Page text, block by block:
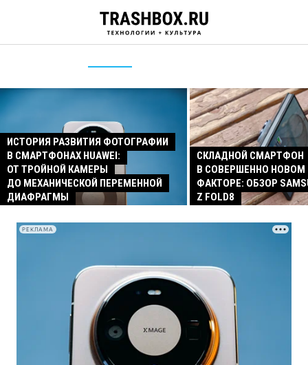
ИСТОРИЯ РАЗВИТИЯ ФОТОГРАФИИ
В СМАРТФОНАХ HUAWEI:
ОТ ТРОЙНОЙ КАМЕРЫ
ДО МЕХАНИЧЕСКОЙ ПЕРЕМЕННОЙ
ДИАФРАГМЫ
СКЛАДНОЙ СМАРТФОН
В СОВЕРШЕННО
ФАКТОРЕ: ОБЗОР
Z FOLD8
РЕКЛАМА